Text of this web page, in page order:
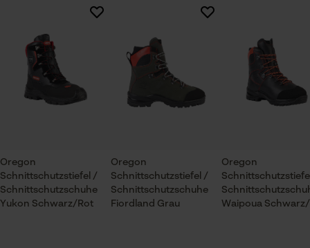
Oregon
Schnittschutzstiefel /
Schnittschutzschuhe
Yukon Schwarz/Rot
Oregon
Schnittschutzstiefel /
Schnittschutzschuhe
Fiordland Grau
Oregon
Waipoua